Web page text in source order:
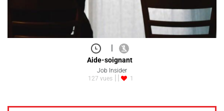
Aide-soignant
Job Insider
127 vues
1